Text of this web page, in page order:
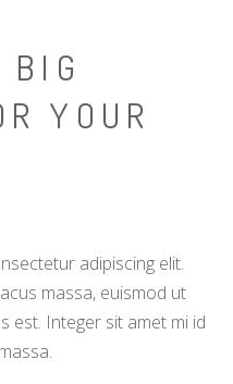
YOUR
adipiscing elit.
massa, euismod ut
est. Integer sit amet mi id